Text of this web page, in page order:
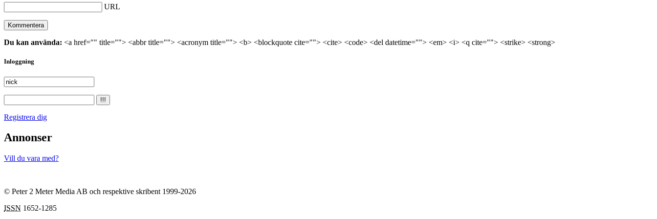
URL
Du kan använda: <a href="" title=""> <abbr title=""> <acronym title=""> <b> <blockquote cite=""> <cite> <code> <del datetime=""> <em> <i> <q cite=""> <strike> <strong>
Inloggning
Registrera dig
Annonser
Vill du vara med?
© Peter 2 Meter Media AB och respektive skribent 1999-2026
ISSN 1652-1285